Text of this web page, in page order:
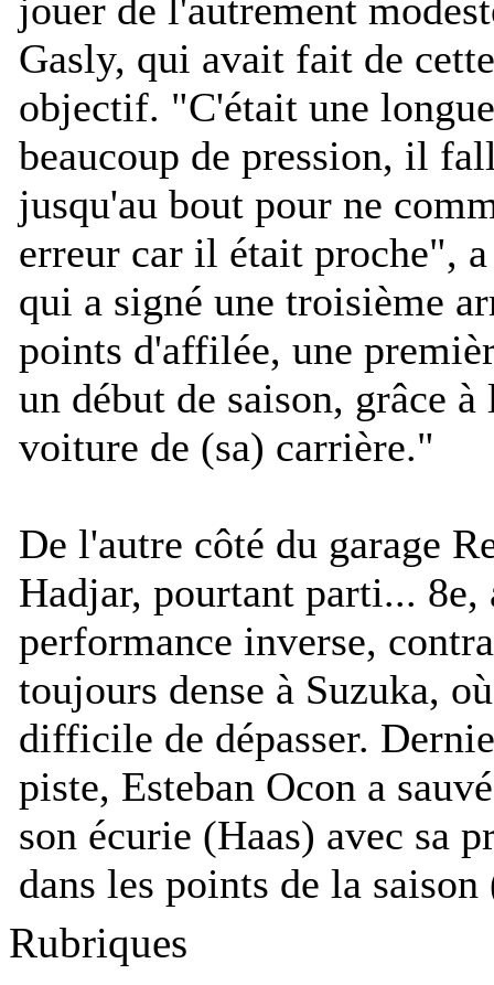
jouer de l'autrement
Gasly, qui avait fait de
objectif. "C'était une
beaucoup de pression, il
jusqu'au bout pour ne
erreur car il était proche",
qui a signé une troisième
points d'affilée, une
un début de saison, grâce à
voiture de (sa) carrière."
De l'autre côté du garage
Hadjar, pourtant parti... 8e,
performance inverse,
toujours dense à Suzuka,
difficile de dépasser.
piste, Esteban Ocon a
son écurie (Haas) avec sa
dans les points de la saison
Rubriques